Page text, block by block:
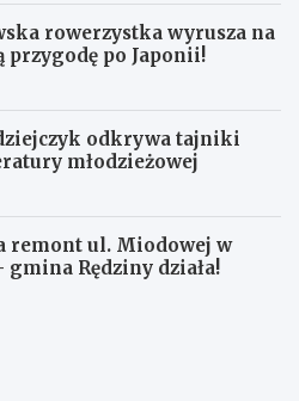
rowerzystka wyrusza na
przygodę po Japonii!
odkrywa tajniki
młodzieżowej
remont ul. Miodowej w
gmina Rędziny działa!